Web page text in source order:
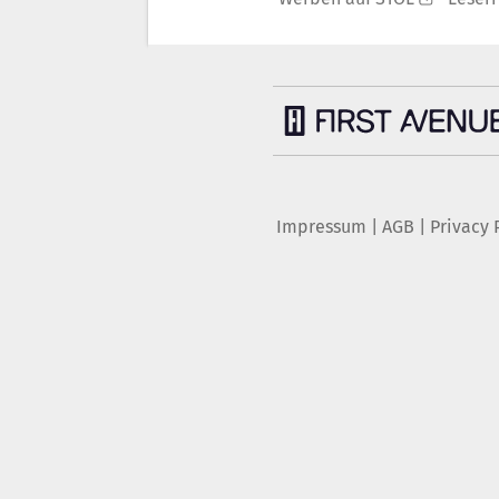
Impressum AGB Privacy